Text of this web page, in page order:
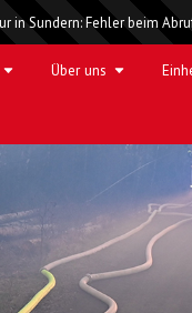
in Sundern: Fehler beim
Über uns